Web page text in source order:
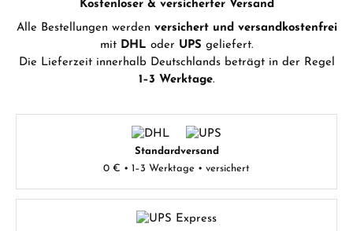
Kostenloser & versicherter Versand
Alle Bestellungen werden versichert und versandkostenfrei
mit DHL oder UPS geliefert.
Die Lieferzeit innerhalb Deutschlands beträgt in der Regel
1–3 Werktage.
Standardversand
0 € • 1–3 Werktage • versichert